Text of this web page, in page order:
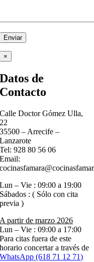
×
Datos de
Contacto
Calle Doctor Gómez Ulla,
22
35500 – Arrecife –
Lanzarote
Tel: 928 80 56 06
Email:
Lun – Vie : 09:00 a 19:00
Sábados : ( Sólo con cita
previa )
A partir de marzo 2026
Lun – Vie : 09:00 a 17:00
Para citas fuera de este
horario concertar a través de
WhatsApp (618 71 12 71)